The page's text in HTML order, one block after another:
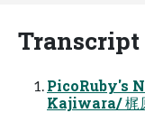
Transcript
PicoRuby's
Kajiwara/ 梶